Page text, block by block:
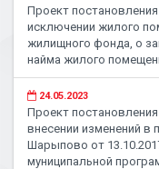
Проект
исключении жилого
жилищного фонда, о
найма жилого
24.05.2023
Проект
внесении изменений в
Шарыпово от
муниципальной